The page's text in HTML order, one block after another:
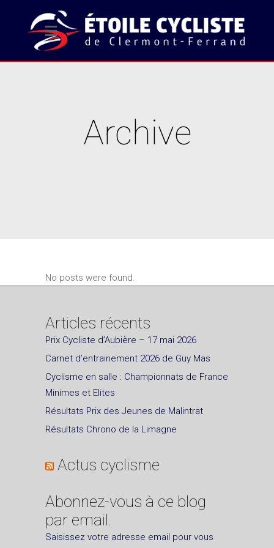
Archive
No posts were found.
Articles récents
Prix Cycliste d’Aubière – 17 mai 2026
Carnet d’entrainement 2026 de Guy Mas
Cyclisme en salle : Championnats de France
Minimes et Elites
Résultats Prix des Jeunes de Malintrat
Résultats Chrono de la Limagne
Actus cyclisme
Abonnez-vous à ce blog
par email.
Saisissez votre adresse email pour vous